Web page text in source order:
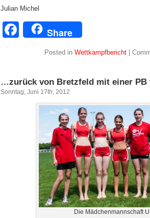
Julian Michel
Facebook
Share
Posted in Wettkampfbericht|
…zurück von Bretzfeld mit einer
Sonntag, Juni 17th, 2012
Die Mädchenmannschaft